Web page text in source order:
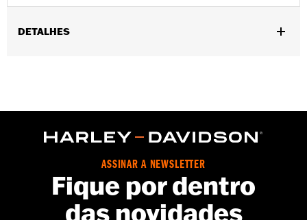
DETALHES
Volume:0.33 Ounce
ASSINAR A NEWSLETTER
Fique por dentro
das novidades